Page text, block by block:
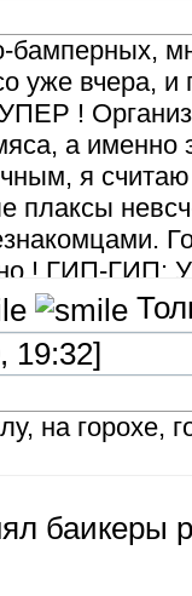
уже вчера,
!
а именно
я
плаксы
! ГИП-
19:32]
на